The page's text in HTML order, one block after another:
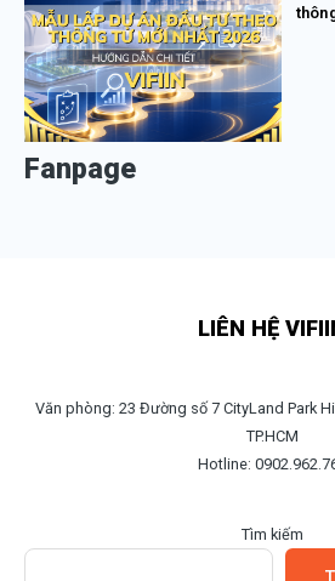
Fanpage
LIÊN HỆ
Văn phòng: 23 Đường số 7 CityLand Park
TP.HCM
Hotline:
Tìm kiếm